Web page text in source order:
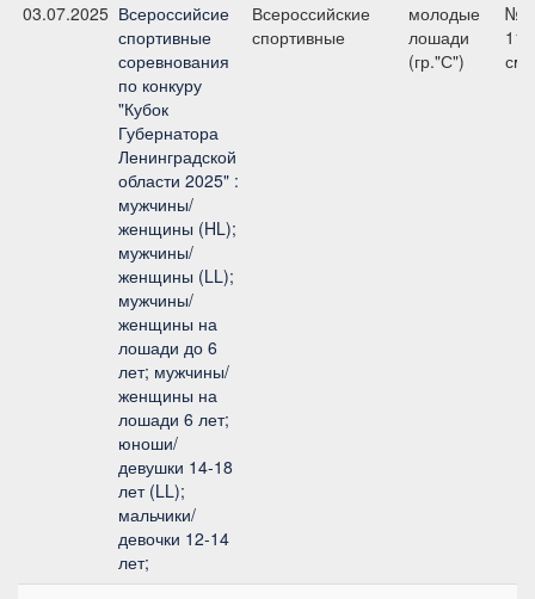
03.07.2025 Всероссийсие
спортивные
соревнования
по конкуру
"Кубок
Губернатора
Ленинградской
области 2025" :
мужчины/
женщины (HL);
мужчины/
женщины (LL);
мужчины/
женщины на
лошади до 6
лет; мужчины/
женщины на
лошади 6 лет;
юноши/
девушки 14-18
лет (LL);
мальчики/
девочки 12-14
лет;
Всероссийские
спортивные
молодые
лошади
(гр."С")
№1,
110
см